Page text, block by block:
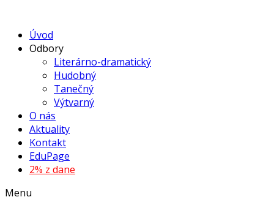
Úvod
Odbory
Literárno-dramatický
Hudobný
Tanečný
Výtvarný
O nás
Aktuality
Kontakt
EduPage
2% z dane
Menu